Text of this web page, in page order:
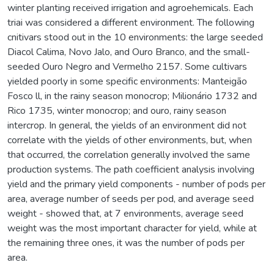
winter planting received irrigation and agroehemicals. Each
triai was considered a different environment. The following
cnitivars stood out in the 10 environments: the large seeded
Diacol Calima, Novo Jalo, and Ouro Branco, and the small-
seeded Ouro Negro and Vermelho 2157. Some cultivars
yielded poorly in some specific environments: Manteigão
Fosco ll, in the rainy season monocrop; Milionário 1732 and
Rico 1735, winter monocrop; and ouro, rainy season
intercrop. In general, the yields of an environment did not
correlate with the yields of other environments, but, when
that occurred, the correlation generally involved the same
production systems. The path coefficient analysis involving
yield and the primary yield components - number of pods per
area, average number of seeds per pod, and average seed
weight - showed that, at 7 environments, average seed
weight was the most important character for yield, while at
the remaining three ones, it was the number of pods per
area.